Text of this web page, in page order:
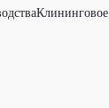
Клининговое